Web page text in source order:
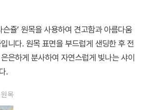
슨쥴’ 원목을 사용하여 견고함과 아름다움
니다. 원목 표면을 부드럽게 샌딩한 후 전
은하게 분사하여 자연스럽게 빛나는 샤이
.
목